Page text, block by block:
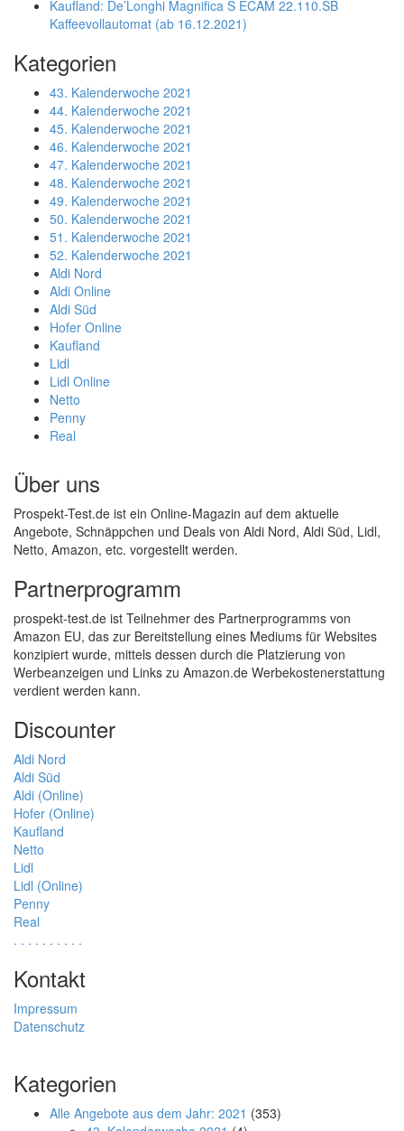
Kaufland: De’Longhi Magnifica S ECAM 22.110.SB
Kaffeevollautomat (ab 16.12.2021)
Kategorien
43. Kalenderwoche 2021
44. Kalenderwoche 2021
45. Kalenderwoche 2021
46. Kalenderwoche 2021
47. Kalenderwoche 2021
48. Kalenderwoche 2021
49. Kalenderwoche 2021
50. Kalenderwoche 2021
51. Kalenderwoche 2021
52. Kalenderwoche 2021
Aldi Nord
Aldi Online
Aldi Süd
Hofer Online
Kaufland
Lidl
Lidl Online
Netto
Penny
Real
Über uns
Prospekt-Test.de ist ein Online-Magazin auf dem aktuelle
Angebote, Schnäppchen und Deals von Aldi Nord, Aldi Süd, Lidl,
Netto, Amazon, etc. vorgestellt werden.
Partnerprogramm
prospekt-test.de ist Teilnehmer des Partnerprogramms von
Amazon EU, das zur Bereitstellung eines Mediums für Websites
konzipiert wurde, mittels dessen durch die Platzierung von
Werbeanzeigen und Links zu Amazon.de Werbekostenerstattung
verdient werden kann.
Discounter
Aldi Nord
Aldi Süd
Aldi (Online)
Hofer (Online)
Kaufland
Netto
Lidl
Lidl (Online)
Penny
Real
. . . . . . . . . .
Kontakt
Impressum
Datenschutz
Kategorien
Alle Angebote aus dem Jahr: 2021 (353)